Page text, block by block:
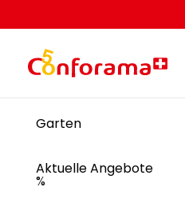
Garten
Aktuelle Angebote
%